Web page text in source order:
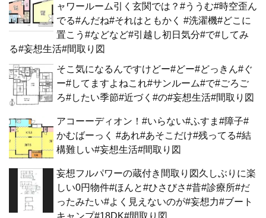
ャワールーム引く玄関では？#ううむ#時空歪ん
でる#んだね#それはともかく #洗濯機#どこに
置こう#などなど#引越し初日気分#で#してみ
る#妄想生活#間取り図
そこ気になるんですけどー#どー#どっきん#ぐ
ー#してますよねこれ#サンルーム#で#ごろご
ろ#したい季節#近づく#の#妄想生活#間取り図
アコーーディオン！#いらない#ふすま#障子#
かむばーっく #あれ#あそこだけ#残ってる#結
構難しい#妄想生活#間取り図
妄想フルパワーの蔵付き間取り図久しぶりに楽
しい0円物件#ほんと#ひさびさ#昔#診療所#だ
ったみたい#よく見えないのが#妄想力#ブート
キャンプ#18DK#間取り図